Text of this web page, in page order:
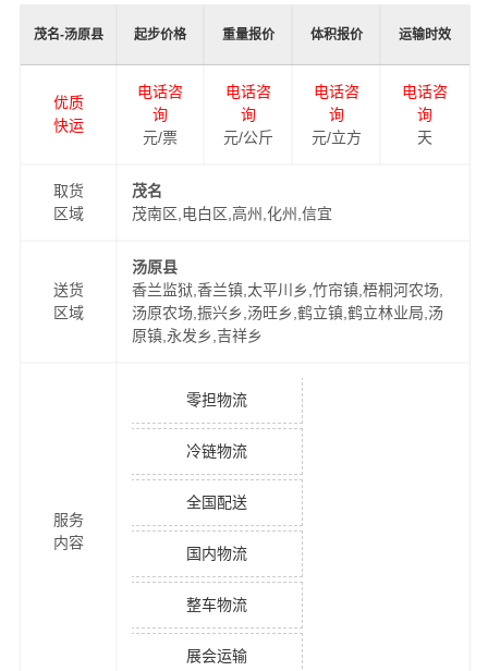
茂名-汤原县 起步价格 重量报价 体积报价 运输时效
优质
快运
电话咨
询
元/票
电话咨
询
元/公斤
电话咨
询
元/立方
电话咨
询
天
取货
区域
茂名
茂南区,电白区,高州,化州,信宜
送货
区域
汤原县
香兰监狱,香兰镇,太平川乡,竹帘镇,梧桐河农场,
汤原农场,振兴乡,汤旺乡,鹤立镇,鹤立林业局,汤
原镇,永发乡,吉祥乡
服务
内容
零担物流
冷链物流
全国配送
国内物流
整车物流
展会运输